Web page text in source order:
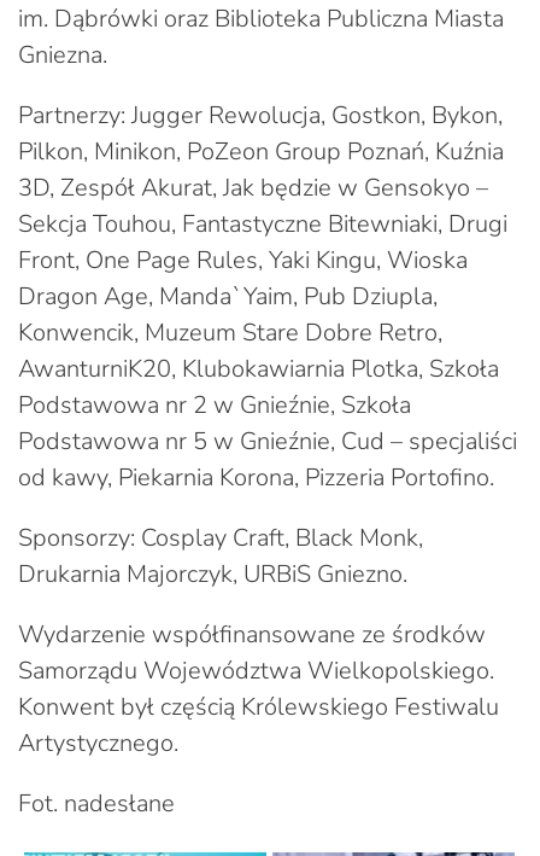
im. Dąbrówki oraz Biblioteka Publiczna Miasta
Gniezna.
Partnerzy: Jugger Rewolucja, Gostkon, Bykon,
Pilkon, Minikon, PoZeon Group Poznań, Kuźnia
3D, Zespół Akurat, Jak będzie w Gensokyo –
Sekcja Touhou, Fantastyczne Bitewniaki, Drugi
Front, One Page Rules, Yaki Kingu, Wioska
Dragon Age, Manda`Yaim, Pub Dziupla,
Konwencik, Muzeum Stare Dobre Retro,
AwanturniK20, Klubokawiarnia Plotka, Szkoła
Podstawowa nr 2 w Gnieźnie, Szkoła
Podstawowa nr 5 w Gnieźnie, Cud – specjaliści
od kawy, Piekarnia Korona, Pizzeria Portofino.
Sponsorzy: Cosplay Craft, Black Monk,
Drukarnia Majorczyk, URBiS Gniezno.
Wydarzenie współfinansowane ze środków
Samorządu Województwa Wielkopolskiego.
Konwent był częścią Królewskiego Festiwalu
Artystycznego.
Fot. nadesłane